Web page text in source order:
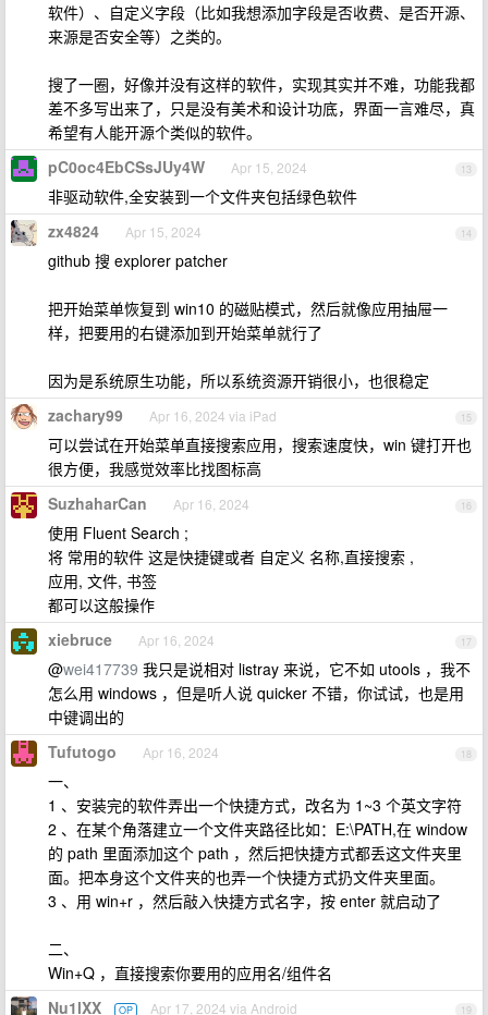
软件）、自定义字段（比如我想添加字段是否收费、是否开源、
来源是否安全等）之类的。
搜了一圈，好像并没有这样的软件，实现其实并不难，功能我都
差不多写出来了，只是没有美术和设计功底，界面一言难尽，真
希望有人能开源个类似的软件。
13
pC0oc4EbCSsJUy4W Apr 15, 2024
非驱动软件,全安装到一个文件夹包括绿色软件
14
zx4824 Apr 15, 2024
github 搜 explorer patcher
把开始菜单恢复到 win10 的磁贴模式，然后就像应用抽屉一
样，把要用的右键添加到开始菜单就行了
因为是系统原生功能，所以系统资源开销很小，也很稳定
15
zachary99 Apr 16, 2024 via iPad
可以尝试在开始菜单直接搜索应用，搜索速度快，win 键打开也
很方便，我感觉效率比找图标高
16
SuzhaharCan Apr 16, 2024
使用 Fluent Search ;
将 常用的软件 这是快捷键或者 自定义 名称,直接搜索 ,
应用, 文件, 书签
都可以这般操作
17
xiebruce Apr 16, 2024
@wei417739 我只是说相对 listray 来说，它不如 utools ，我不
怎么用 windows ，但是听人说 quicker 不错，你试试，也是用
中键调出的
18
Tufutogo Apr 16, 2024
一、
1 、安装完的软件弄出一个快捷方式，改名为 1~3 个英文字符
2 、在某个角落建立一个文件夹路径比如：E:\PATH,在 window
的 path 里面添加这个 path ，然后把快捷方式都丢这文件夹里
面。把本身这个文件夹的也弄一个快捷方式扔文件夹里面。
3 、用 win+r ，然后敲入快捷方式名字，按 enter 就启动了
二、
Win+Q ，直接搜索你要用的应用名/组件名
19
Nu1lXX OP Apr 17, 2024 via Android